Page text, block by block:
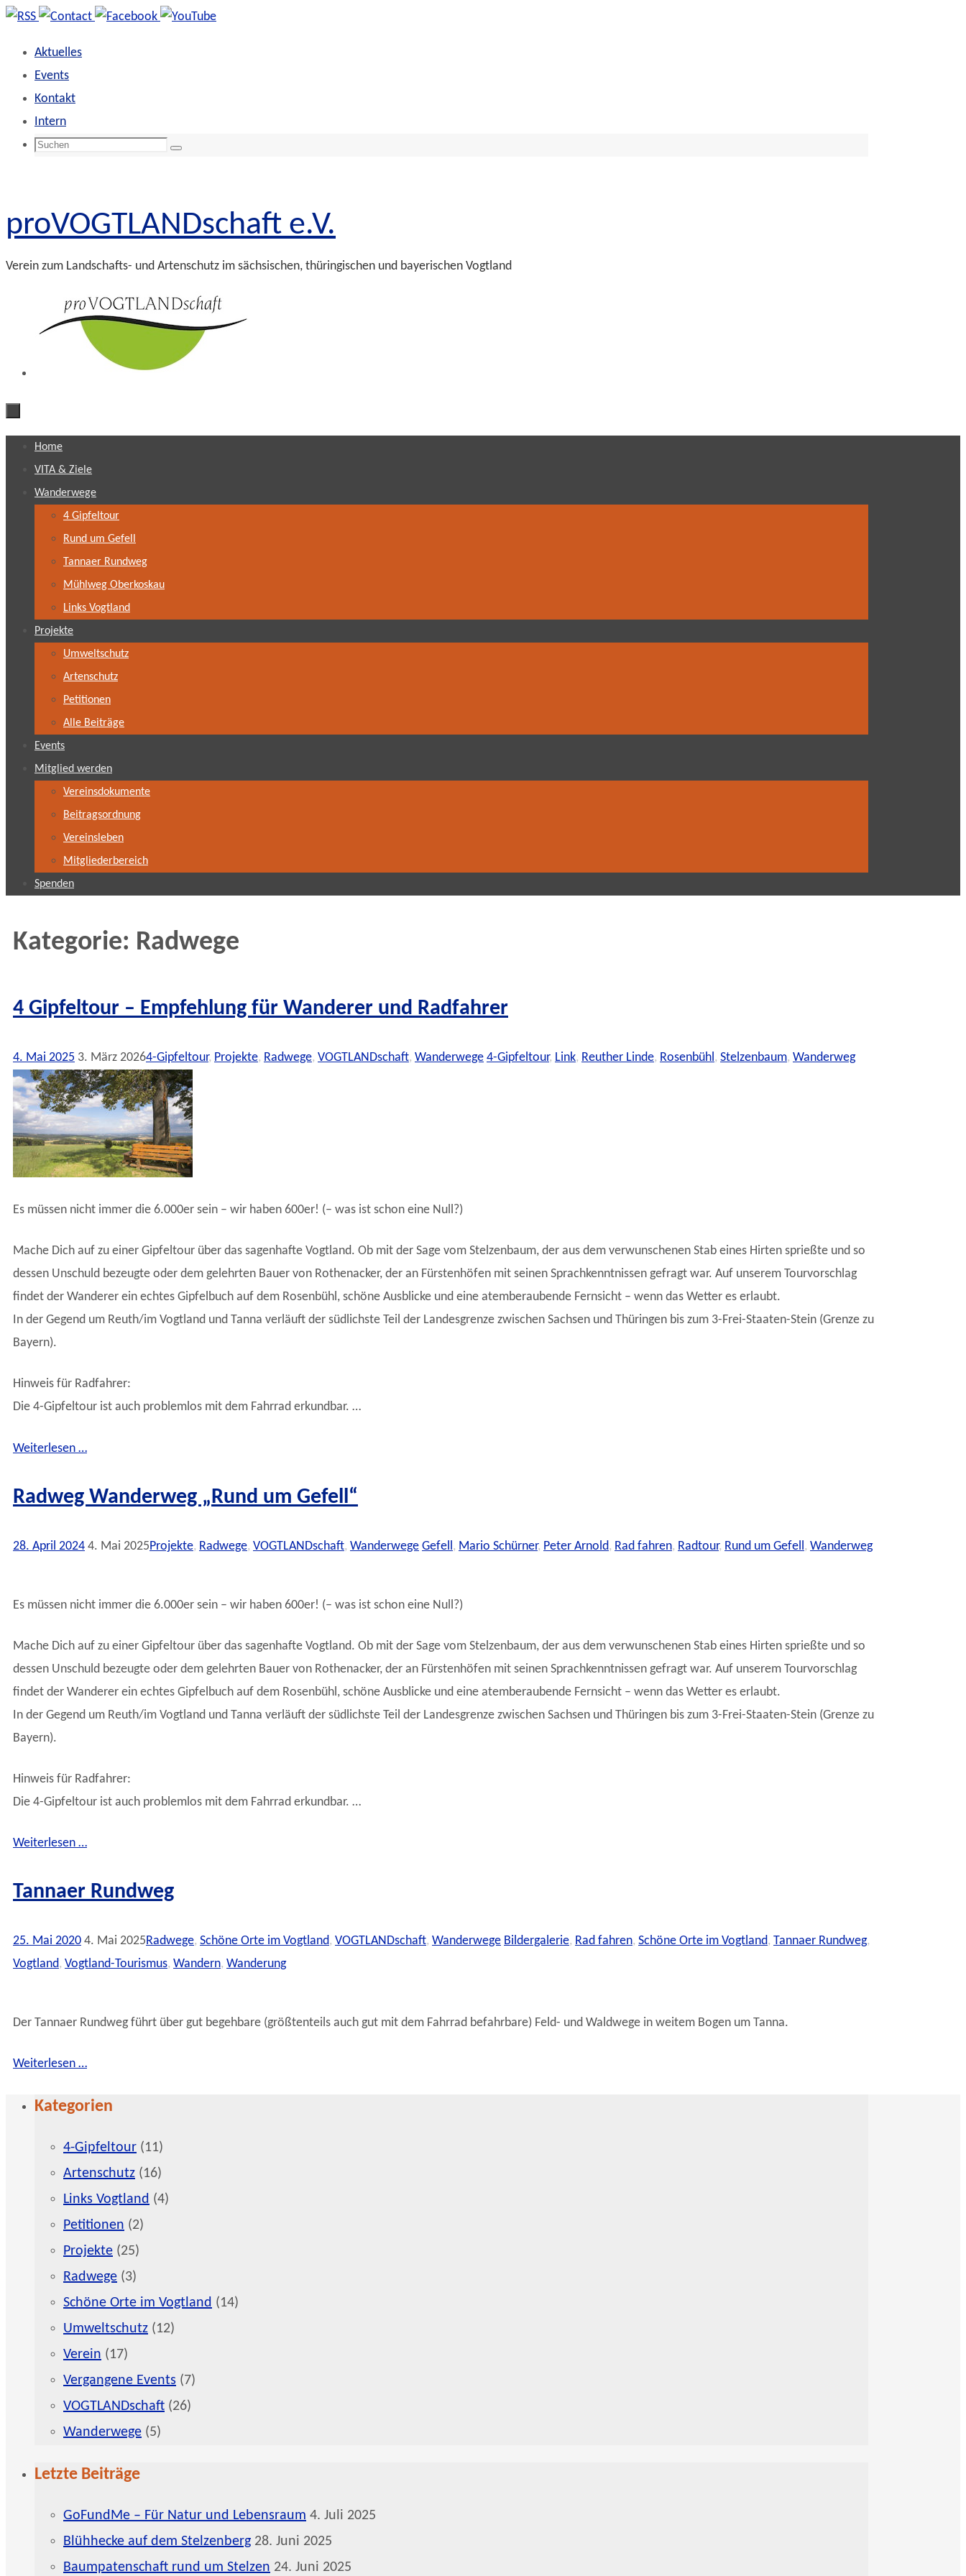
Zum
springen
Aktuelles
Events
Kontakt
Intern
Suchen
Suchen
proVOGTLANDschaft e.V.
Verein zum Landschafts- und Artenschutz im sächsischen, thüringischen und bayerischen Vogtland
Inhalt
springen
Home
VITA & Ziele
Wanderwege
4 Gipfeltour
Rund um Gefell
Tannaer Rundweg
Mühlweg Oberkoskau
Links Vogtland
Projekte
Umweltschutz
Artenschutz
Petitionen
Alle Beiträge
Events
Mitglied werden
Vereinsdokumente
Beitragsordnung
Vereinsleben
Mitgliederbereich
Spenden
Kategorie: Radwege
4 Gipfeltour – Empfehlung für Wanderer und Radfahrer
4. Mai 2025 3. März 20264-Gipfeltour, Projekte, Radwege, VOGTLANDschaft, Wanderwege 4-Gipfeltour, Link, Reuther Linde, Rosenbühl, Stelzenbaum, Wanderweg
Es müssen nicht immer die 6.000er sein – wir haben 600er! (– was ist schon eine Null?)
Mache Dich auf zu einer Gipfeltour über das sagenhafte Vogtland. Ob mit der Sage vom Stelzenbaum, der aus dem verwunschenen Stab eines Hirten sprießte und so
dessen Unschuld bezeugte oder dem gelehrten Bauer von Rothenacker, der an Fürstenhöfen mit seinen Sprachkenntnissen gefragt war. Auf unserem Tourvorschlag
findet der Wanderer ein echtes Gipfelbuch auf dem Rosenbühl, schöne Ausblicke und eine atemberaubende Fernsicht – wenn das Wetter es erlaubt.
In der Gegend um Reuth/im Vogtland und Tanna verläuft der südlichste Teil der Landesgrenze zwischen Sachsen und Thüringen bis zum 3-Frei-Staaten-Stein (Grenze zu
Bayern).
Hinweis für Radfahrer:
Die 4-Gipfeltour ist auch problemlos mit dem Fahrrad erkundbar. …
Weiterlesen …
Radweg Wanderweg „Rund um Gefell“
28. April 2024 4. Mai 2025Projekte, Radwege, VOGTLANDschaft, Wanderwege Gefell , Mario Schürner, Peter Arnold, Rad fahren, Radtour, Rund um Gefell , Wanderweg
Es müssen nicht immer die 6.000er sein – wir haben 600er! (– was ist schon eine Null?)
Mache Dich auf zu einer Gipfeltour über das sagenhafte Vogtland. Ob mit der Sage vom Stelzenbaum, der aus dem verwunschenen Stab eines Hirten sprießte und so
dessen Unschuld bezeugte oder dem gelehrten Bauer von Rothenacker, der an Fürstenhöfen mit seinen Sprachkenntnissen gefragt war. Auf unserem Tourvorschlag
findet der Wanderer ein echtes Gipfelbuch auf dem Rosenbühl, schöne Ausblicke und eine atemberaubende Fernsicht – wenn das Wetter es erlaubt.
In der Gegend um Reuth/im Vogtland und Tanna verläuft der südlichste Teil der Landesgrenze zwischen Sachsen und Thüringen bis zum 3-Frei-Staaten-Stein (Grenze zu
Bayern).
Hinweis für Radfahrer:
Die 4-Gipfeltour ist auch problemlos mit dem Fahrrad erkundbar. …
Weiterlesen …
Tannaer Rundweg
25. Mai 2020 4. Mai 2025Radwege, Schöne Orte im Vogtland, VOGTLANDschaft, Wanderwege Bildergalerie, Rad fahren, Schöne Orte im Vogtland, Tannaer Rundweg,
Vogtland, Vogtland-Tourismus, Wandern, Wanderung
Der Tannaer Rundweg führt über gut begehbare (größtenteils auch gut mit dem Fahrrad befahrbare) Feld- und Waldwege in weitem Bogen um Tanna.
Weiterlesen …
Kategorien
4-Gipfeltour (11)
Artenschutz (16)
Links Vogtland (4)
Petitionen (2)
Projekte (25)
Radwege (3)
Schöne Orte im Vogtland (14)
Umweltschutz (12)
Verein (17)
Vergangene Events (7)
VOGTLANDschaft (26)
Wanderwege (5)
Letzte Beiträge
GoFundMe – Für Natur und Lebensraum 4. Juli 2025
Blühhecke auf dem Stelzenberg 28. Juni 2025
Baumpatenschaft rund um Stelzen 24. Juni 2025